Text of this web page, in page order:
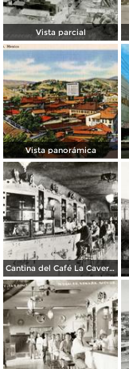
Vista parcial
Vista panorámica
Cantina del Café La Caverna